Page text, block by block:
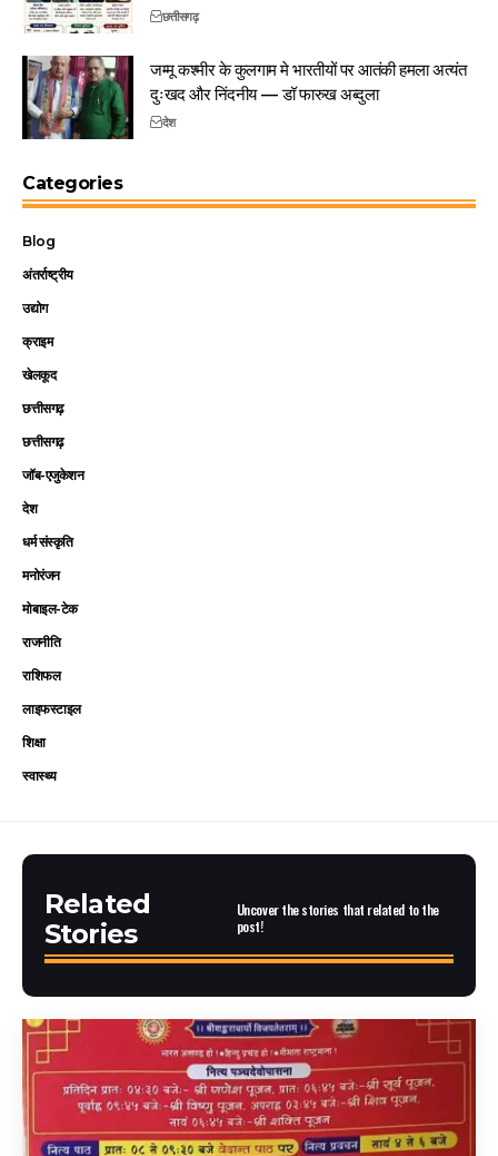
छत्तीसगढ़
जम्मू कश्मीर के कुलगाम मे भारतीयों पर आतंकी हमला अत्यंत
दुःखद और निंदनीय — डॉ फारुख अब्दुला
देश
Categories
Blog
अंतर्राष्ट्रीय
उद्योग
क्राइम
खेलकूद
छत्तीसगढ़
छत्तीसगढ़
जॉब-एजुकेशन
देश
धर्म संस्कृति
मनोरंजन
मोबाइल-टेक
राजनीति
राशिफल
लाइफस्टाइल
शिक्षा
स्वास्थ्य
Related
Stories
Uncover the stories that related to the
post!